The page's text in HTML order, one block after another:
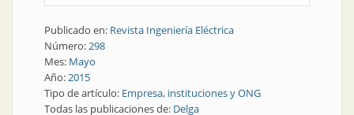
Publicado en: Revista Ingeniería Eléctrica
Número:298
Mes: Mayo
Año:2015
Tipo de artículo: Empresa, instituciones y ONG
Todas las publicaciones de: Delga